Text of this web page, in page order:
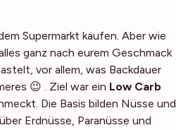
Supermarkt kaufen. Aber wie
ganz nach eurem Geschmack
vor allem, was Backdauer
😉 . Ziel war ein Low Carb
Die Basis bilden Nüsse und
Erdnüsse, Paranüsse und